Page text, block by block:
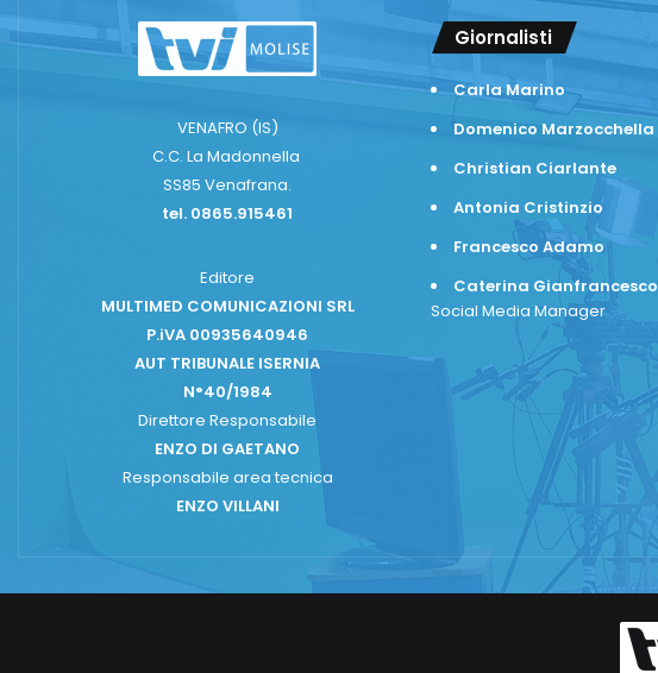
VENAFRO (IS)
C.C. La Madonnella
SS85 Venafrana.
tel. 0865.915461
Editore
MULTIMED COMUNICAZIONI SRL
P.iVA 00935640946
AUT TRIBUNALE ISERNIA
N°40/1984
Direttore Responsabile
ENZO DI GAETANO
Responsabile area tecnica
ENZO VILLANI
Giornalisti
Carla Marino
Domenico Marzocchella
Christian Ciarlante
Antonia Cristinzio
Francesco Adamo
Caterina Gianfrancesco
Social Media Manager